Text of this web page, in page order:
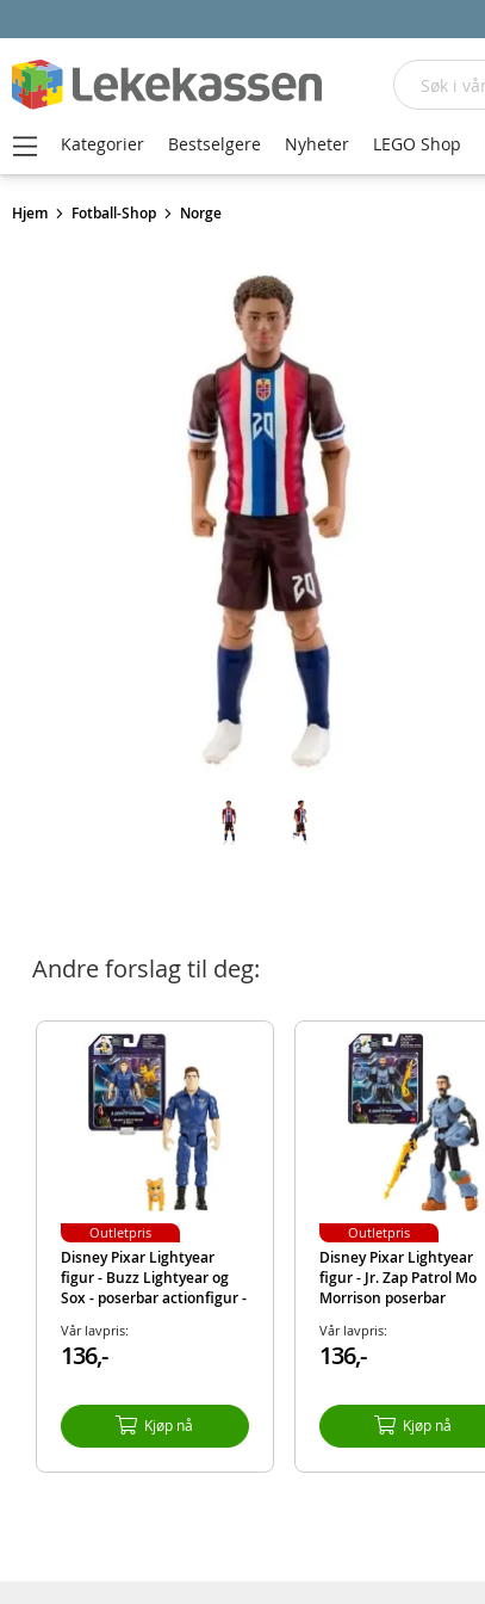
Hjem Fotball-Shop Norge
Andre forslag til deg:
Disney Pixar Lightyear
figur - Buzz Lightyear og
Sox - poserbar actionfigur -
Vår lavpris:
136,-
Kjøp nå
Outletpris
Disney Pixar Lightyear
figur - Jr. Zap Patrol Mo
Morrison poserbar
Vår lavpris:
136,-
Kjøp nå
Outletpris
Søk
Kategorier Bestselgere Nyheter LEGO Shop